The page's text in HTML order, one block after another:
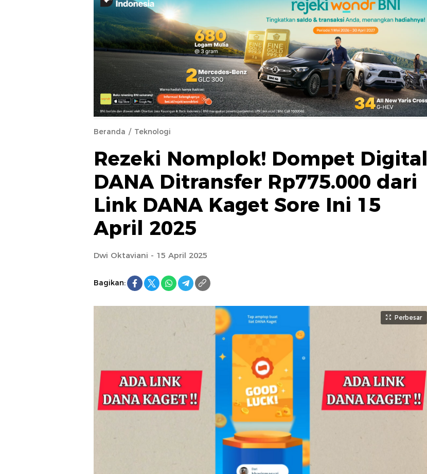
Beranda Teknologi
Rezeki Nomplok! Dompet Digital
DANA Ditransfer Rp775.000 dari
Link DANA Kaget Sore Ini 15
April 2025
Dwi Oktaviani - 15 April 2025
Bagikan:
Perbesar